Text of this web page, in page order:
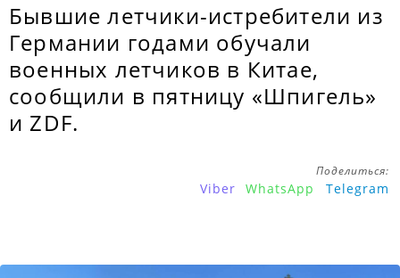
Бывшие летчики-истребители из
Германии годами обучали
военных летчиков в Китае,
сообщили в пятницу «Шпигель»
и ZDF.
Поделиться:
Viber WhatsApp Telegram